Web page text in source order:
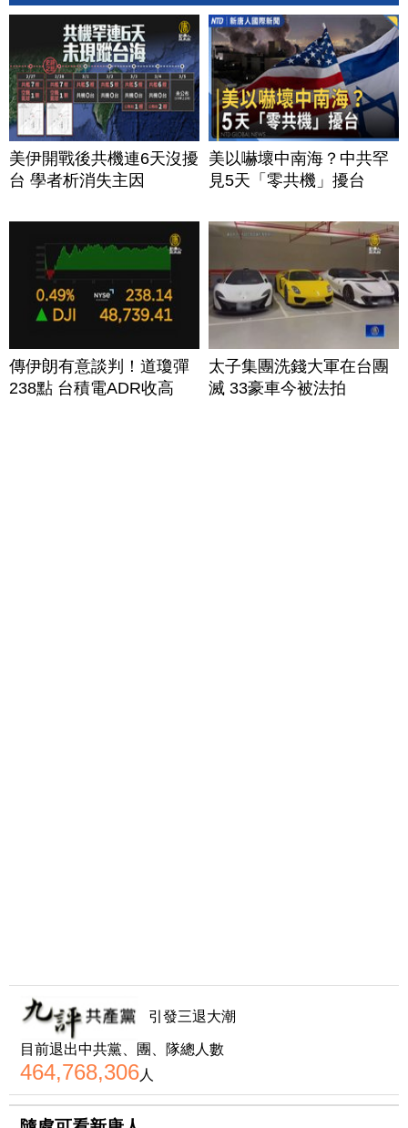
美伊開戰後共機連6天沒擾
台 學者析消失主因
美以嚇壞中南海？中共罕
見5天「零共機」擾台
傳伊朗有意談判！道瓊彈
238點 台積電ADR收高
太子集團洗錢大軍在台團
滅 33豪車今被法拍
引發三退大潮
目前退出中共黨、團、隊總人數
464,768,306人